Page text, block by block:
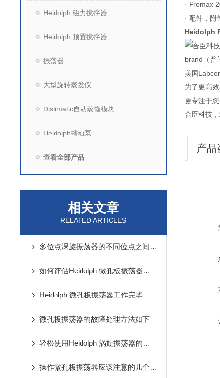
Heidolph 磁力搅拌器
Heidolph 顶置搅拌器
振荡器
大型旋转蒸发仪
Distimatic自动蒸馏模块
Heidolph蠕动泵
查看全部产品
相关文章
RELATED ARTICLES
多位点涡旋振荡器的不同位点之间的相互作用
如何评估Heidolph 微孔板振荡器的灵敏度
Heidolph 微孔板振荡器工作完毕需切断电源
微孔板振荡器的故障处理方法如下
轻松使用Heidolph 涡旋振荡器的方法，你学会了吗
操作微孔板振荡器应该注意的几个要点
· Promax
· 配件，附
Heidolph
合臣科
brand（普
美国
为了更高
更专注于
合臣科技
产品